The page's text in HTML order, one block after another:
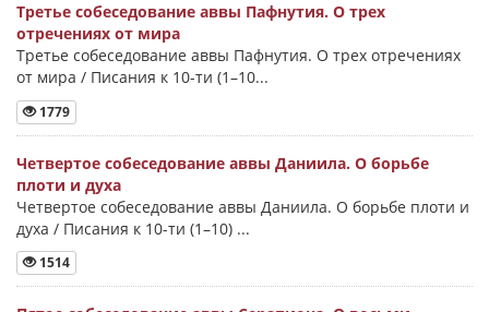
Третье собеседование аввы Пафнутия. О трех
отречениях от мира
Третье собеседование аввы Пафнутия. О трех отречениях
от мира / Писания к 10-ти (1–10...
1779
Четвертое собеседование аввы Даниила. О борьбе
плоти и духа
Четвертое собеседование аввы Даниила. О борьбе плоти и
духа / Писания к 10-ти (1–10) ...
1514